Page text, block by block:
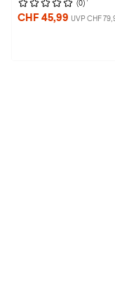
(0)
CHF 45,99 UVP CHF